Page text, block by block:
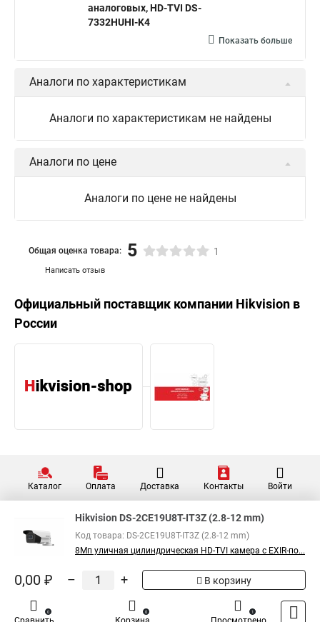
Видеокамеры hikvision ds
Камера Hikvision ds 2ce16d8t
Видеокамера hikvision hiwatch
Камера Hikvision ds 2cd2442fwd
Hikvision поворотная камера
Нikvision микрофон Hikvision поворотная
Hikvision порты
аналоговых, HD-TVI DS-
7332HUHI-K4
Показать больше
Аналоги по характеристикам
Аналоги по характеристикам не найдены
Аналоги по цене
Аналоги по цене не найдены
Написать отзыв
Общая оценка товара: 5 1
Официальный поставщик компании Hikvision в
России
Каталог Оплата Доставка Контакты Войти
Hikvision DS-2CE19U8T-IT3Z (2.8-12 mm)
Код товара: DS-2CE19U8T-IT3Z (2.8-12 mm)
8Мп уличная цилиндрическая HD-TVI камера с EXIR-по...
0,00 ₽ – + В корзину
0 0 1